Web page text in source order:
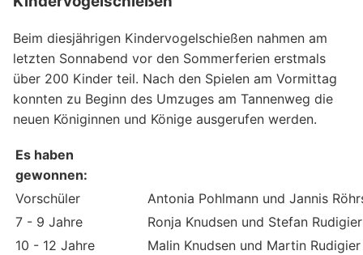
Beim diesjährigen Kindervogelschießen nahmen am
letzten Sonnabend vor den Sommerferien erstmals
über 200 Kinder teil. Nach den Spielen am Vormittag
konnten zu Beginn des Umzuges am Tannenweg die
neuen Königinnen und Könige ausgerufen werden.
Es haben
gewonnen:
Vorschüler
Antonia Pohlmann und Jannis
7 - 9 Jahre
Ronja Knudsen und Stefan Rudigier
10 - 12 Jahre
Malin Knudsen und Martin Rudigier